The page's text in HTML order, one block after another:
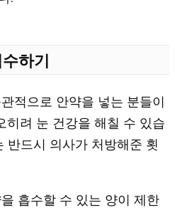
하기
적으로 안약을 넣는 분들이
히려 눈 건강을 해칠 수 있습
반드시 의사가 처방해준 횟
흡수할 수 있는 양이 제한